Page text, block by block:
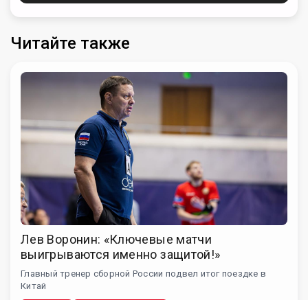
Читайте также
Лев Воронин: «Ключевые матчи
выигрываются именно защитой!»
Главный тренер сборной России подвел итог поездке в
Китай